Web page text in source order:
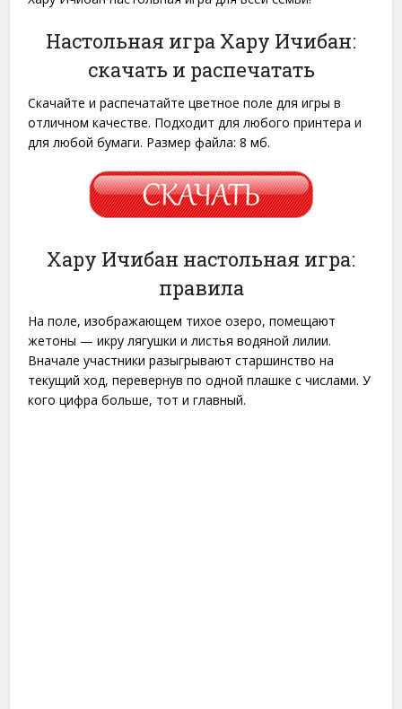
Настольная игра Хару Ичибан:
скачать и распечатать
Скачайте и распечатайте цветное поле для игры в
отличном качестве. Подходит для любого принтера и
для любой бумаги. Размер файла: 8 мб.
Хару Ичибан настольная игра:
правила
На поле, изображающем тихое озеро, помещают
жетоны — икру лягушки и листья водяной лилии.
Вначале участники разыгрывают старшинство на
текущий ход, перевернув по одной плашке с числами. У
кого цифра больше, тот и главный.